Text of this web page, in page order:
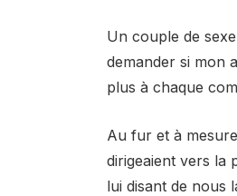
Un couple de
demander si mon
plus à chaque
Au fur et à
dirigeaient vers la
lui disant de nous